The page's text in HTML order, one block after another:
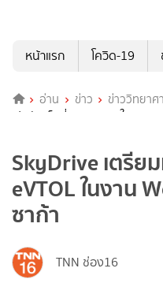
หน้าแรก
โควิด-19
อ่าน ข่าว ข่าววิทยาศ
เปิดตัวแท็กซี่บิน eVTOL ในงาน
SkyDrive เตรีย
eVTOL ในงาน
ซาก้า
TNN ช่อง16